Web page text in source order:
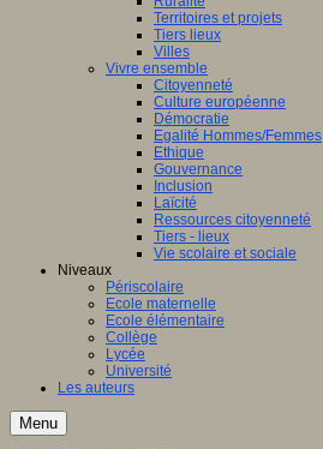
Territoires et projets
Tiers lieux
Villes
Vivre ensemble
Citoyenneté
Culture européenne
Démocratie
Egalité Hommes/Femmes
Ethique
Gouvernance
Inclusion
Laïcité
Ressources citoyenneté
Tiers - lieux
Vie scolaire et sociale
Niveaux
Périscolaire
Ecole maternelle
Ecole élémentaire
Collège
Lycée
Université
Les auteurs
Menu